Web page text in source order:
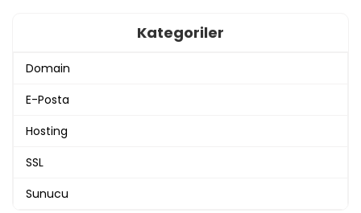
Kategoriler
Domain
E-Posta
Hosting
SSL
Sunucu